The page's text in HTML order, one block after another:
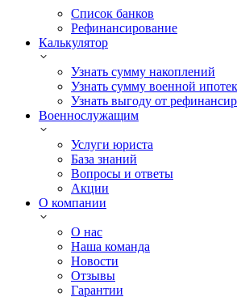
Список банков
Рефинансирование
Калькулятор
Узнать сумму накоплений
Узнать сумму военной
Узнать выгоду от
Военнослужащим
Услуги юриста
База знаний
Вопросы и ответы
Акции
О компании
О нас
Наша команда
Новости
Отзывы
Гарантии